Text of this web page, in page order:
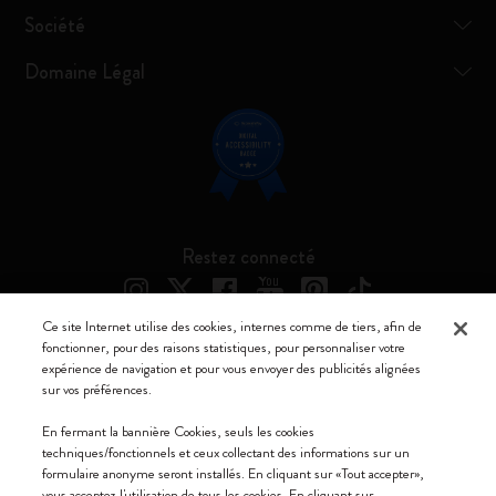
Société
Domaine Légal
Restez connecté
Moleskine ® est une marque enregistrée de Moleskine Srl a socio unico
Italia - P. IVA / CCIAA n. 07234480965 - REA MI 1945400 - Cap.
Soc. €2.181.513,42
Ce site Internet utilise des cookies, internes comme de tiers, afin de
fonctionner, pour des raisons statistiques, pour personnaliser votre
expérience de navigation et pour vous envoyer des publicités alignées
sur vos préférences.
En fermant la bannière Cookies, seuls les cookies
techniques/fonctionnels et ceux collectant des informations sur un
formulaire anonyme seront installés. En cliquant sur «Tout accepter»,